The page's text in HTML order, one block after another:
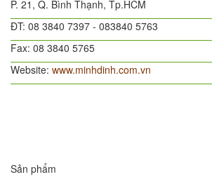
P. 21, Q. Bình Thạnh, Tp.HCM
ĐT: 08 3840 7397 - 083840 5763
Fax: 08 3840 5765
Website: www.minhdinh.com.vn
Sản phẩm